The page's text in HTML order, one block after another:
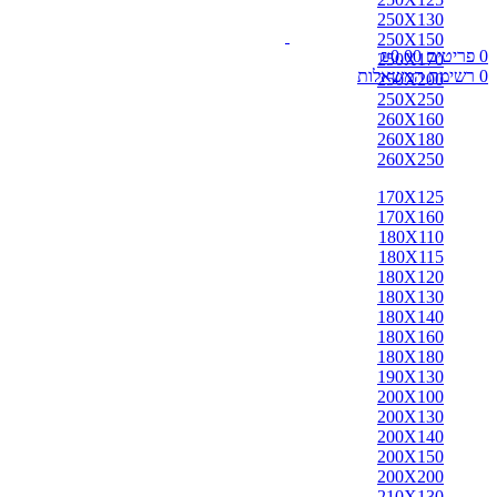
0 פריטים ₪0.00
0 רשימת המשאלות
250X130
250X150
250X170
250X200
250X250
260X160
260X180
260X250
170X125
170X160
180X110
180X115
180X120
180X130
180X140
180X160
180X180
190X130
200X100
200X130
200X140
200X150
200X200